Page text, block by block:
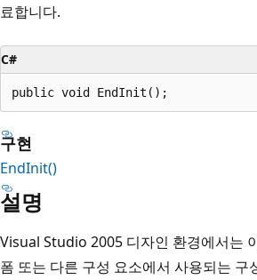
료합니다.
C#
public void EndInit();
구현
EndInit()
설명
Visual Studio 2005 디자인 환경에서는
폼 또는 다른 구성 요소에서 사용되는 구